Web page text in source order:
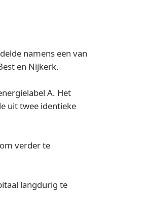
namens een van
en Nijkerk.
A. Het
uit twee identieke
verder te
langdurig te